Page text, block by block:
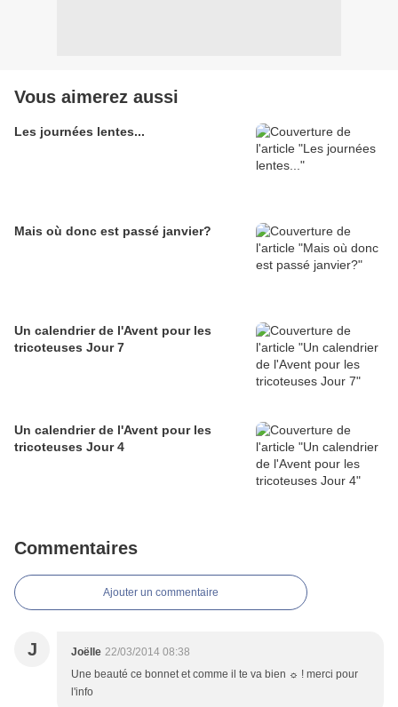
Vous aimerez aussi
Les journées lentes...
Mais où donc est passé janvier?
Un calendrier de l'Avent pour les
tricoteuses Jour 7
Un calendrier de l'Avent pour les
tricoteuses Jour 4
Commentaires
Ajouter un commentaire
J Joëlle 22/03/2014 08:38
Une beauté ce bonnet et comme il te va bien ☼ ! merci pour
l'info